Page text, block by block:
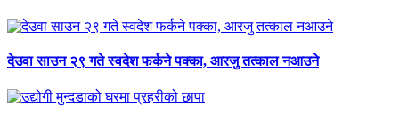
देउवा साउन २९ गते स्वदेश फर्कने पक्का, आरजु तत्काल नआउने